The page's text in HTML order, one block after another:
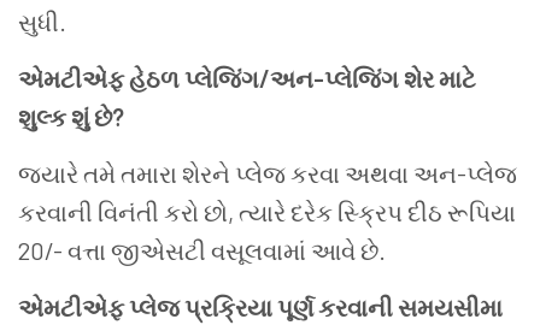
સુધી.
એમટીએફ હેઠળ પ્લેજિંગ/અન-પ્લેજિંગ શેર માટે
શુલ્ક શું છે?
જ્યારે તમે તમારા શેરને પ્લેજ કરવા અથવા અન-પ્લેજ
કરવાની વિનંતી કરો છો, ત્યારે દરેક સ્ક્રિપ દીઠ રૂપિયા
20/- વત્તા જીએસટી વસૂલવામાં આવે છે.
એમટીએફ પ્લેજ પ્રક્રિયા પૂર્ણ કરવાની સમયસીમા